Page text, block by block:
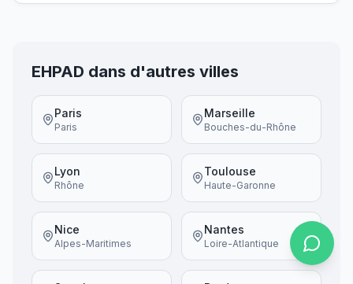
EHPAD dans d'autres villes
Paris
Paris
Marseille
Bouches-du-Rhône
Lyon
Rhône
Toulouse
Haute-Garonne
Nice
Alpes-Maritimes
Nantes
Loire-Atlantique